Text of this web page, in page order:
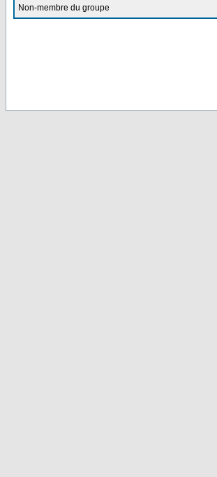
Non-membre du groupe